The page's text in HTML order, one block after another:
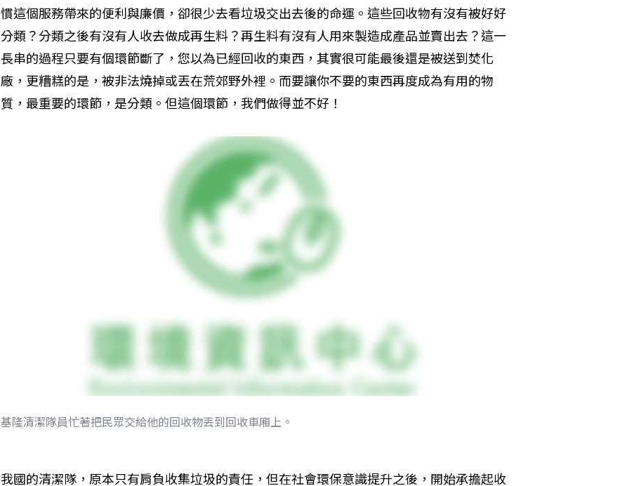
慣這個服務帶來的便利與廉價，卻很少去看垃圾交出去後的命運。這些回收物有沒有被好好
分類？分類之後有沒有人收去做成再生料？再生料有沒有人用來製造成產品並賣出去？這一
長串的過程只要有個環節斷了，您以為已經回收的東西，其實很可能最後還是被送到焚化
廠，更糟糕的是，被非法燒掉或丟在荒郊野外裡。而要讓你不要的東西再度成為有用的物
質，最重要的環節，是分類。但這個環節，我們做得並不好！
基隆清潔隊員忙著把民眾交給他的回收物丟到回收車廂上。
我國的清潔隊，原本只有肩負收集垃圾的責任，但在社會環保意識提升之後，開始承擔起收